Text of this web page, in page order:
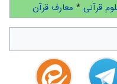
قرآنی * معارف قرآن